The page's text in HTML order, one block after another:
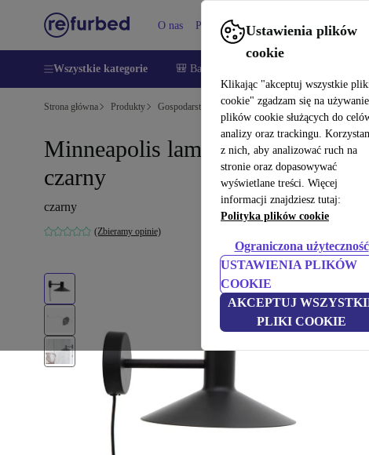
Ustawienia plików
cookie
Klikając "akceptuj wszystkie
cookie" zgadzam się na używanie
plików cookie służących do
analizy oraz trackingu.
z nich, aby analizować ruch na
stronie oraz dopasowywać
wyświetlane treści. Więcej
informacji znajdziesz tutaj:
Polityka plików cookie
Ograniczona użyteczność
USTAWIENIA PLIKÓW
COOKIE
AKCEPTUJ
PLIKI COOKIE
O nas Pomoc
Wszystkie kategorie 🎒 Back to school
Strona główna Produkty Gospodarstwo domowe Meble
Minneapolis lampa ścienna
czarny
czarny
(Zbieramy opinie)